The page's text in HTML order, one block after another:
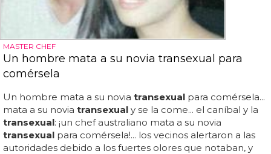
MASTER CHEF
Un hombre mata a su novia transexual para
comérsela
Un hombre mata a su novia transexual para comérsela...
mata a su novia transexual y se la come... el caníbal y la
transexual: ¡un chef australiano mata a su novia
transexual para comérsela!... los vecinos alertaron a las
autoridades debido a los fuertes olores que notaban, y